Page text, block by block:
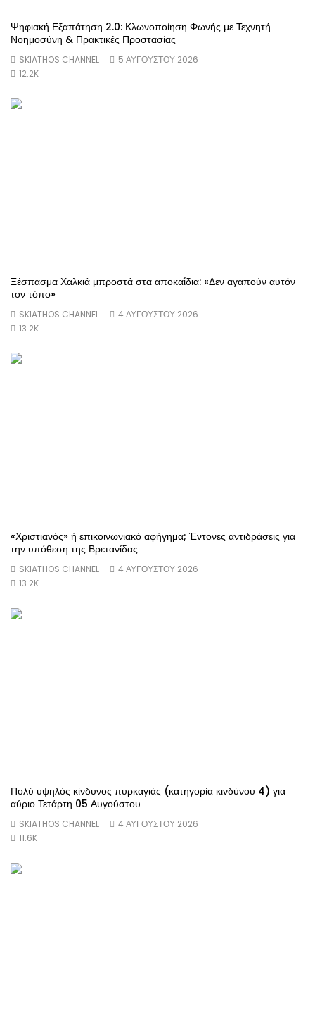
Ψηφιακή Εξαπάτηση 2.0: Κλωνοποίηση Φωνής με Τεχνητή
Νοημοσύνη & Πρακτικές Προστασίας
SKIATHOS CHANNEL
5 ΑΥΓΟΎΣΤΟΥ 2026
12.2K
Ξέσπασμα Χαλκιά μπροστά στα αποκαΐδια: «Δεν αγαπούν αυτόν
τον τόπο»
SKIATHOS CHANNEL
4 ΑΥΓΟΎΣΤΟΥ 2026
13.2K
«Χριστιανός» ή επικοινωνιακό αφήγημα; Έντονες αντιδράσεις για
την υπόθεση της Βρετανίδας
SKIATHOS CHANNEL
4 ΑΥΓΟΎΣΤΟΥ 2026
13.2K
Πολύ υψηλός κίνδυνος πυρκαγιάς (κατηγορία κινδύνου 4) για
αύριο Τετάρτη 05 Αυγούστου
SKIATHOS CHANNEL
4 ΑΥΓΟΎΣΤΟΥ 2026
11.6K